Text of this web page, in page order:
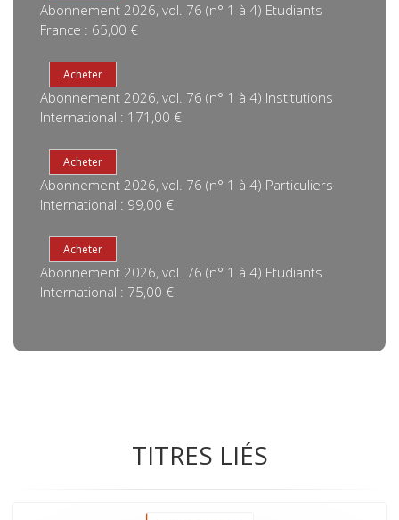
Abonnement 2026, vol. 76 (n° 1 à 4) Etudiants
France : 65,00 €
Abonnement 2026, vol. 76 (n° 1 à 4) Institutions
International : 171,00 €
Abonnement 2026, vol. 76 (n° 1 à 4) Particuliers
International : 99,00 €
Abonnement 2026, vol. 76 (n° 1 à 4) Etudiants
International : 75,00 €
TITRES LIÉS